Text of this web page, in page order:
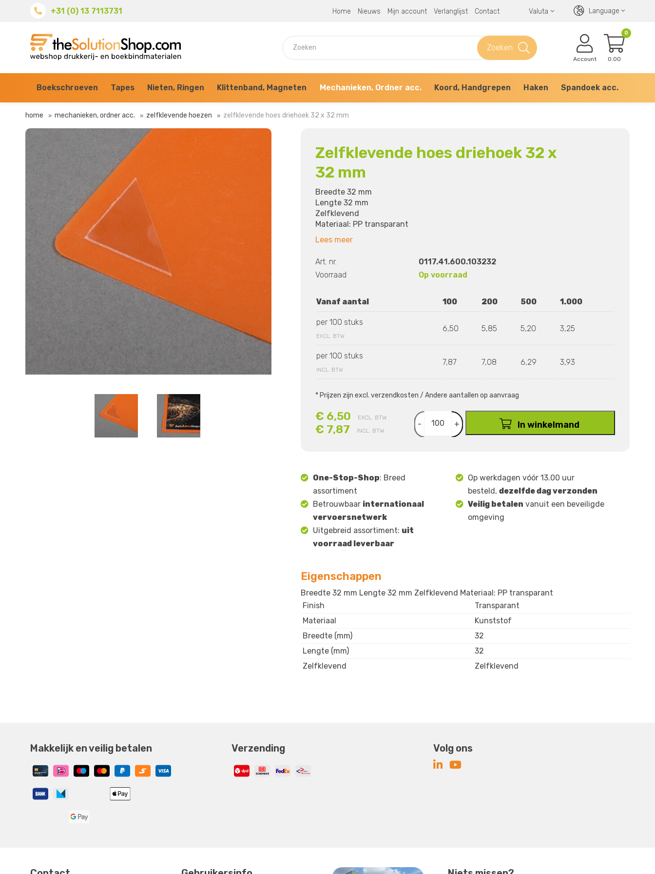
+31 (0) 13 7113731 Language
Valuta
Home Nieuws Mijn account Verlanglijst Contact
Zoeken
0
0.00
Account
Boekschroeven Tapes Nieten, Ringen Klittenband, Magneten Mechanieken, Ordner acc. Koord, Handgrepen Haken Spandoek acc.
home mechanieken, ordner acc. zelfklevende hoezen zelfklevende hoes driehoek 32 x 32 mm
Zelfklevende hoes driehoek 32 x
32 mm
Breedte 32 mm
Lengte 32 mm
Zelfklevend
Materiaal: PP transparant
Lees meer
Art. nr.
0117.41.600.103232
Voorraad
Op voorraad
Vanaf aantal 100 200 500 1.000
per 100 stuks
EXCL. BTW
6,50 5,85 5,20 3,25
per 100 stuks
INCL. BTW
7,87 7,08 6,29 3,93
* Prijzen zijn excl. verzendkosten / Andere aantallen op aanvraag
€ 6,50 EXCL. BTW
€ 7,87 INCL. BTW
- + In winkelmand
One-Stop-Shop: Breed
assortiment
Op werkdagen vóór 13.00 uur
besteld, dezelfde dag verzonden
Betrouwbaar internationaal
vervoersnetwerk
Veilig betalen vanuit een beveiligde
omgeving
Uitgebreid assortiment: uit
voorraad leverbaar
Eigenschappen
Breedte 32 mm Lengte 32 mm Zelfklevend Materiaal: PP transparant
Finish
Transparant
Materiaal
Kunststof
Breedte (mm)
32
Lengte (mm)
32
Zelfklevend
Zelfklevend
Makkelijk en veilig betalen Verzending Volg ons